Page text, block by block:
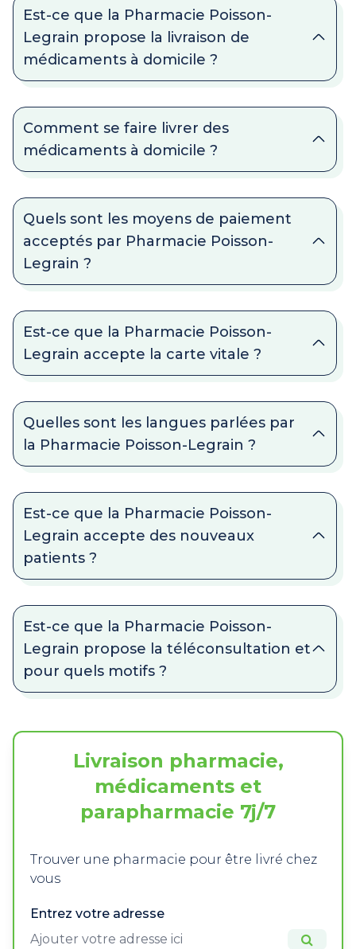
Est-ce que la Pharmacie Poisson-
Legrain propose la livraison de
médicaments à domicile ?
Comment se faire livrer des
médicaments à domicile ?
Quels sont les moyens de paiement
acceptés par Pharmacie Poisson-
Legrain ?
Est-ce que la Pharmacie Poisson-
Legrain accepte la carte vitale ?
Quelles sont les langues parlées par
la Pharmacie Poisson-Legrain ?
Est-ce que la Pharmacie Poisson-
Legrain accepte des nouveaux
patients ?
Est-ce que la Pharmacie Poisson-
Legrain propose la téléconsultation et
pour quels motifs ?
Livraison pharmacie,
médicaments et
parapharmacie 7j/7
Trouver une pharmacie pour être livré chez
vous
Entrez votre adresse